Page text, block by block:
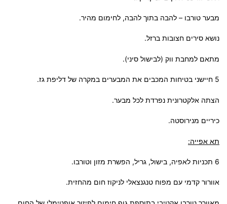
מבער טורבו – להבה בתוך להבה, לחימום מהיר.
נושא סירים חצובות ברזל.
מתאם למחבת ווק (לבישול סיני).
5 חיישני בטיחות המכבים את המבערים במקרה של דליפת גז.
הצתה אלקטרונית נפרדת לכל מבער.
כיריים מנירוסטה.
תא אפייה:
6 תכניות לאפיה, בישול, גריל, הפשרת מזון וטורבו.
אוורור קדמי עם מפוח טנגנצאלי לניקוז חום מהחזית.